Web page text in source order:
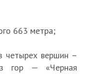
663 метра;
четырех вершин –
гор — «Черная